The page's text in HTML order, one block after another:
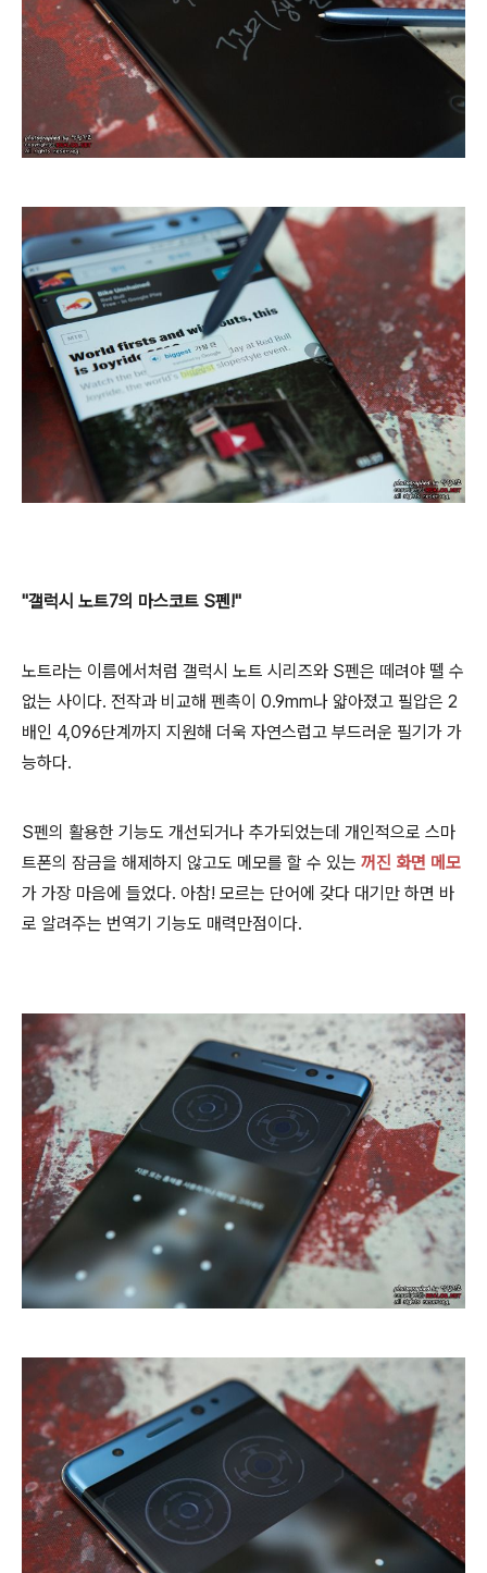
"갤럭시 노트7의 마스코트 S펜!"
노트라는 이름에서처럼 갤럭시 노트 시리즈와 S펜은 떼려야 뗄 수
없는 사이다. 전작과 비교해 펜촉이 0.9mm나 얇아졌고 필압은 2
배인 4,096단계까지 지원해 더욱 자연스럽고 부드러운 필기가 가
능하다.
S펜의 활용한 기능도 개선되거나 추가되었는데 개인적으로 스마
트폰의 잠금을 해제하지 않고도 메모를 할 수 있는 꺼진 화면 메모
가 가장 마음에 들었다. 아참! 모르는 단어에 갖다 대기만 하면 바
로 알려주는 번역기 기능도 매력만점이다.